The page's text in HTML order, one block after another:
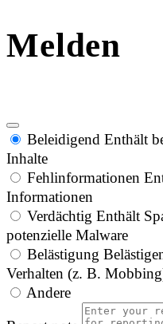
Melden
Beleidigend Enthält
Inhalte
Fehlinformationen
Informationen
Verdächtig Enthält
potenzielle Malware
Belästigung
Verhalten (z. B.
Andere